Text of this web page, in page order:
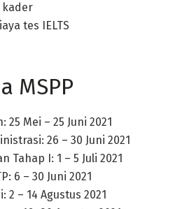
kader
tes IELTS
MSPP
25 Mei – 25 Juni 2021
26 – 30 Juni 2021
Tahap I: 1 – 5 Juli 2021
6 – 30 Juni 2021
2 – 14 Agustus 2021